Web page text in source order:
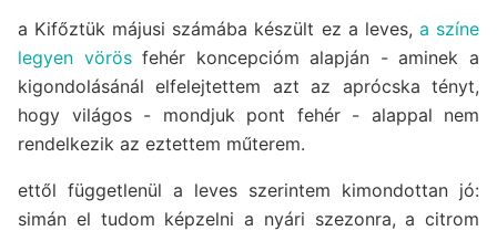
a Kifőztük májusi számába készült ez a leves, a színe
legyen vörösfehér koncepcióm alapján - aminek a
kigondolásánál elfelejtettem azt az aprócska tényt,
hogy világos - mondjuk pont fehér - alappal nem
rendelkezik az eztettem műterem.
ettől függetlenül a leves szerintem kimondottan jó:
simán el tudom képzelni a nyári szezonra, a citrom